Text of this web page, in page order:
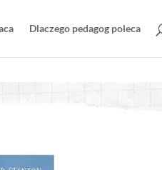
Dlaczego pedagog poleca